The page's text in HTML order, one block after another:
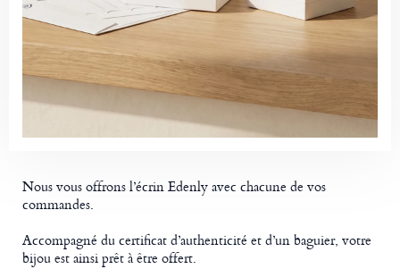
Nous vous offrons l’écrin Edenly avec chacune de vos
commandes.
Accompagné du certificat d’authenticité et d’un baguier, votre
bijou est ainsi prêt à être offert.